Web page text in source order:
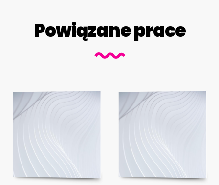
Powiązane prace